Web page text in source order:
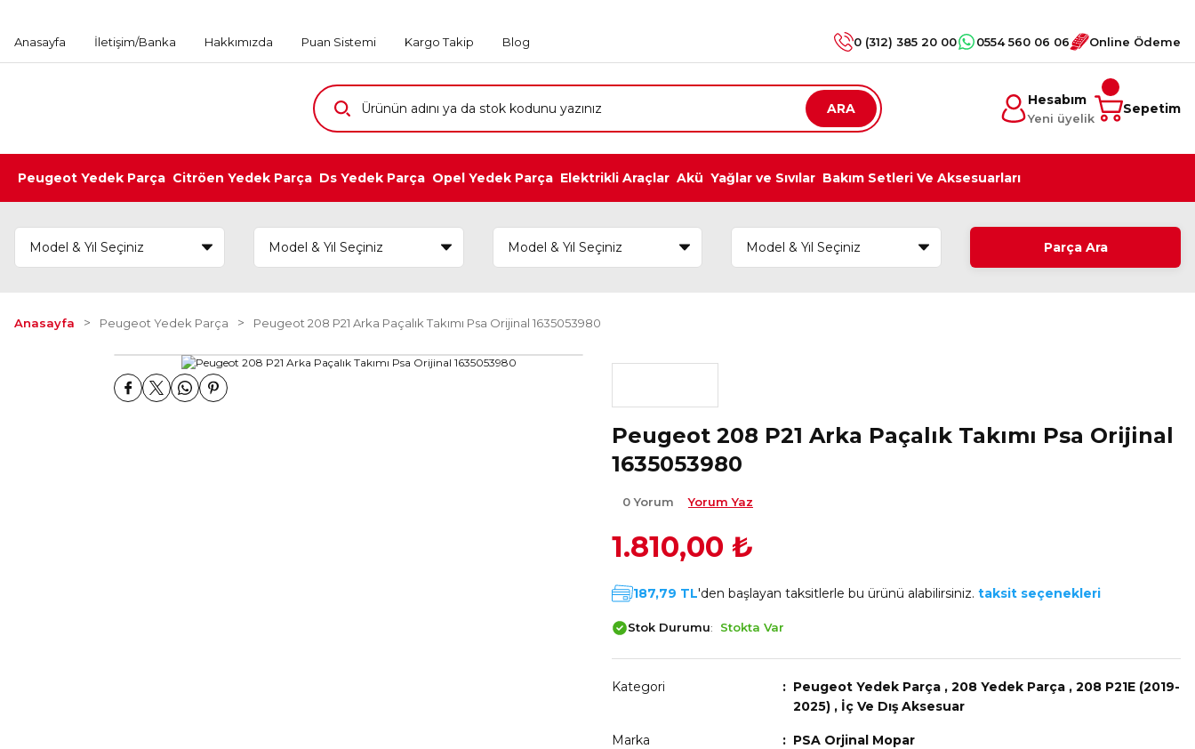
Anasayfa İletişim/Banka Hakkımızda Puan Sistemi Kargo Takip Blog 0 (312) 385 20 00 0554 560 06 06 Online Ödeme
ARA
Hesabım
Yeni üyelik
Sepetim
Peugeot Yedek Parça Citröen Yedek Parça Ds Yedek Parça Opel Yedek Parça Elektrikli Araçlar Akü Yağlar ve Sıvılar Bakım Setleri Ve Aksesuarları
Parça Ara
Anasayfa Peugeot Yedek Parça Peugeot 208 P21 Arka Paçalık Takımı Psa Orijinal 1635053980
Peugeot 208 P21 Arka Paçalık Takımı Psa Orijinal
1635053980
0 Yorum Yorum Yaz
1.810,00 ₺
187,79 TL'den başlayan taksitlerle bu ürünü alabilirsiniz. taksit seçenekleri
Stok Durumu Stokta Var
Kategori Peugeot Yedek Parça , 208 Yedek Parça , 208 P21E (2019-
2025) , İç Ve Dış Aksesuar
Marka PSA Orjinal Mopar